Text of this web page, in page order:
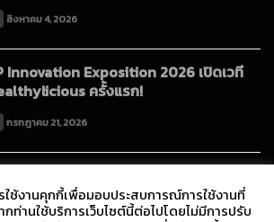
สิงหาคม 4, 2026
Innovation Exposition 2026 เปิดเวที
ครั้งแรก!
กรกฎาคม 21, 2026
ใช้งานคุกกี้เพื่อมอบประสบการณ์การใช้งานที่
านใช้บริการเว็บไซต์นี้ต่อไปโดยไม่มีการปรับ